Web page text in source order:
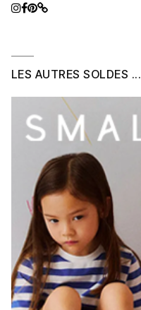
LES AUTRES SOLDES ...